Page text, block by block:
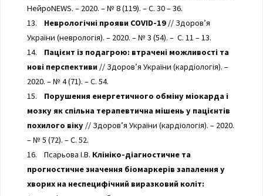
НейроNEWS. – 2020. – № 8 (119). – С. 30 – 36.
13. Неврологічні прояви COVID-19 // Здоров’я
України (неврологія). – 2020. – № 3 (54). – С. 11 – 13.
14. Пацієнт із подагрою: втрачені можливості та
нові перспективи// Здоров’я України (кардіологія). –
2020. – № 4 (71). – С. 54.
15. Порушення енергетичного обміну міокарда і
мозку як спільна терапевтична мішень у пацієнтів
похилого віку// Здоров’я України (кардіологія). – 2020.
– № 5 (72). – С. 52.
16. Псарьова І.В. Клініко-діагностичне та
прогностичне значення біомаркерів запалення у
хворих на неспецифічний виразковий коліт: